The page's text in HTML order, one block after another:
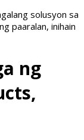
solusyon sa
paaralan, inihain
ng